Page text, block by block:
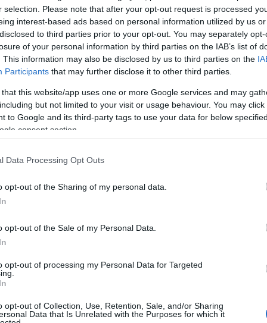
selection. Please note that after your opt-out request is processed
interest-based ads based on personal information utilized by us
to third parties prior to your opt-out. You may separately
of your personal information by third parties on the IAB’s list of
This information may also be disclosed by us to third parties on the
Participants that may further disclose it to other third parties.
that this website/app uses one or more Google services and may
but not limited to your visit or usage behaviour. You may
to Google and its third-party tags to use your data for below
consent section.
Data Processing Opt Outs
opt-out of the Sharing of my personal data.
opt-out of the Sale of my Personal Data.
opt-out of processing my Personal Data for Targeted
opt-out of Collection, Use, Retention, Sale, and/or Sharing
Data that Is Unrelated with the Purposes for which it
Arrakis bolygó környezettanát. De épp így a
hátterét is részletesen taglalja.
emellett a régi idők legendái
is érdekelték, ezért a Dűnében
messiás-történet is
vele, hogy ő a Kiválasztott, aki a szent
a galaxisban, csak hogy ő nem akarja ezt a
hogy elkerülje a dzsihádot. Mert hogy ez
háborújának.
mint 500 oldalasra írta a
maga idején ilyen hosszú sci-fi